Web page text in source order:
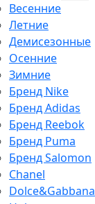
Весенние
Летние
Демисезонные
Осенние
Зимние
Бренд Nike
Бренд Adidas
Бренд Reebok
Бренд Puma
Бренд Salomon
Chanel
Dolce&Gabbana